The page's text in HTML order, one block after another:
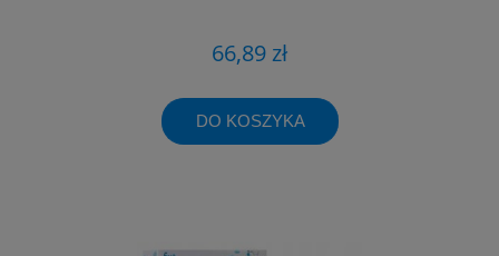
66,89 zł
DO KOSZYKA